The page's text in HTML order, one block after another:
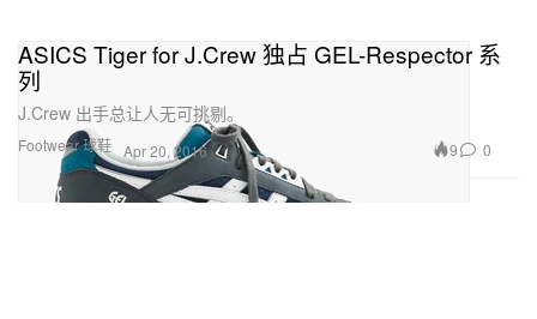
Footwear 球鞋
ASICS Tiger for J.Crew 独占 GEL-Respector 系
列
J.Crew 出手总让人无可挑剔。
Apr 20, 2016 9 0